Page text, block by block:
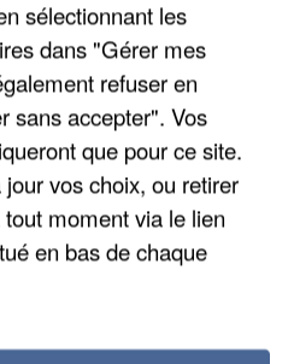
sélectionnant les
dans "Gérer mes
refuser en
sans accepter". Vos
que pour ce site.
vos choix, ou retirer
moment via le lien
en bas de chaque